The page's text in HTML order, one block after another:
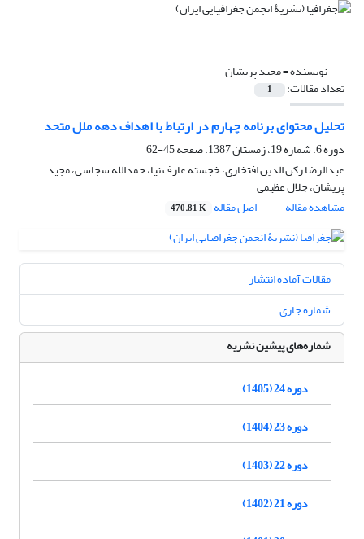
نویسنده =مجید پریشان
تعداد مقالات: 1
تحلیل محتوای برنامه چهارم در ارتباط با اهداف دهه ملل متحد
دوره 6، شماره 19، زمستان 1387، صفحه
45-62
عبدالرضا رکن الدین افتخاری، خجسته عارف نیا، حمدالله سجاسی، مجید
پریشان، جلال عظیمی
مشاهده مقاله
اصل مقاله 470.81 K
مقالات آماده انتشار
شماره جاری
شماره‌های پیشین نشریه
دوره 24 (1405)
دوره 23 (1404)
دوره 22 (1403)
دوره 21 (1402)